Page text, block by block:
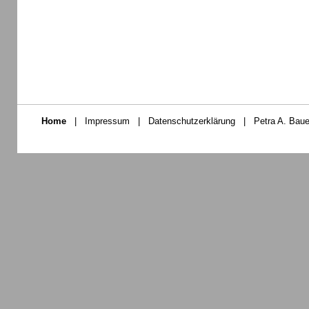
Home | Impressum | Datenschutzerklärung | Petra A.